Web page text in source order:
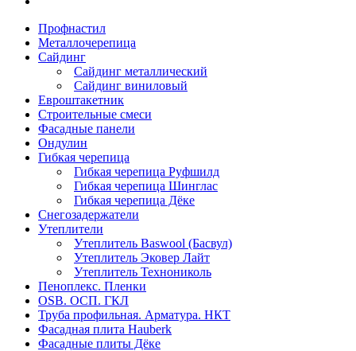
Профнастил
Металлочерепица
Сайдинг
Сайдинг металлический
Сайдинг виниловый
Евроштакетник
Строительные смеси
Фасадные панели
Ондулин
Гибкая черепица
Гибкая черепица Руфшилд
Гибкая черепица Шинглас
Гибкая черепица Дёке
Снегозадержатели
Утеплители
Утеплитель Baswool (Басвул)
Утеплитель Эковер Лайт
Утеплитель Технониколь
Пеноплекс. Пленки
OSB. ОСП. ГКЛ
Труба профильная. Арматура. НКТ
Фасадная плита Hauberk
Фасадные плиты Дёке